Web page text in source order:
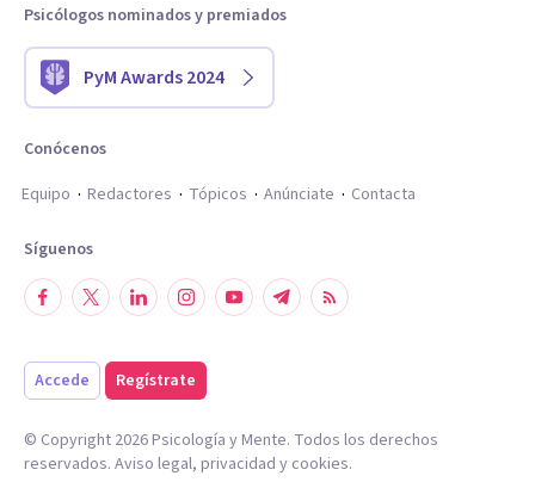
Psicólogos nominados y premiados
PyM Awards 2024
Conócenos
Equipo
Redactores Tópicos Anúnciate Contacta
Síguenos
Accede Regístrate
© Copyright 2026Psicología y Mente. Todos los derechos
reservados. Aviso legal, privacidad y cookies.